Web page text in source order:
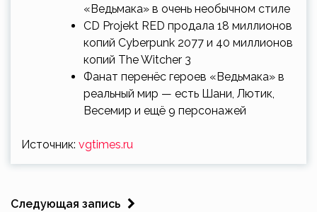
«Ведьмака» в очень необычном стиле
CD Projekt RED продала 18 миллионов
копий Cyberpunk 2077 и 40 миллионов
копий The Witcher 3
Фанат перенёс героев «Ведьмака» в
реальный мир — есть Шани, Лютик,
Весемир и ещё 9 персонажей
Источник: vgtimes.ru
Следующая запись